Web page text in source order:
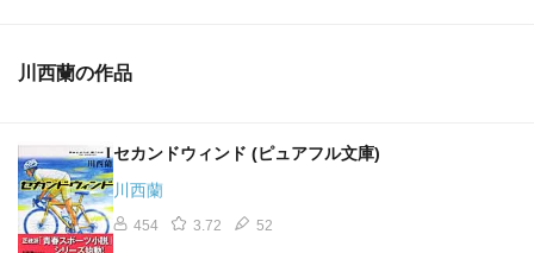
川西蘭の作品
セカンドウィンド (ピュアフル文庫)
川西蘭
454 3.72 52